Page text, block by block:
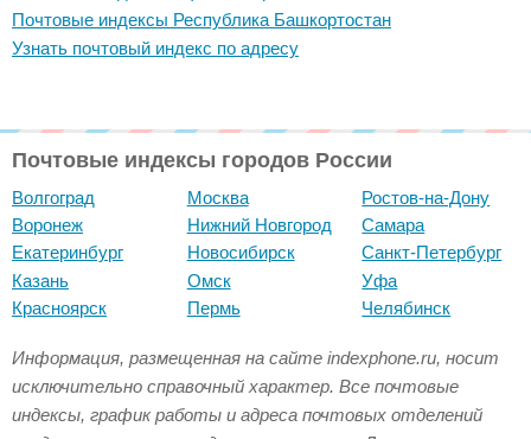
Почтовые индексы Республика Башкортостан
Узнать почтовый индекс по адресу
Почтовые индексы городов России
Волгоград
Воронеж
Екатеринбург
Казань
Красноярск
Москва
Нижний Новгород
Новосибирск
Омск
Пермь
Ростов-на-Дону
Самара
Санкт-Петербург
Уфа
Челябинск
Информация, размещенная на сайте indexphone.ru, носит
исключительно справочный характер. Все почтовые
индексы, график работы и адреса почтовых отделений